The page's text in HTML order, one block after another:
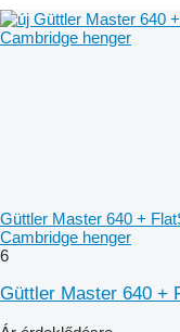
Güttler Master 640 +
Cambridge henger
6
Güttler Master 640 +